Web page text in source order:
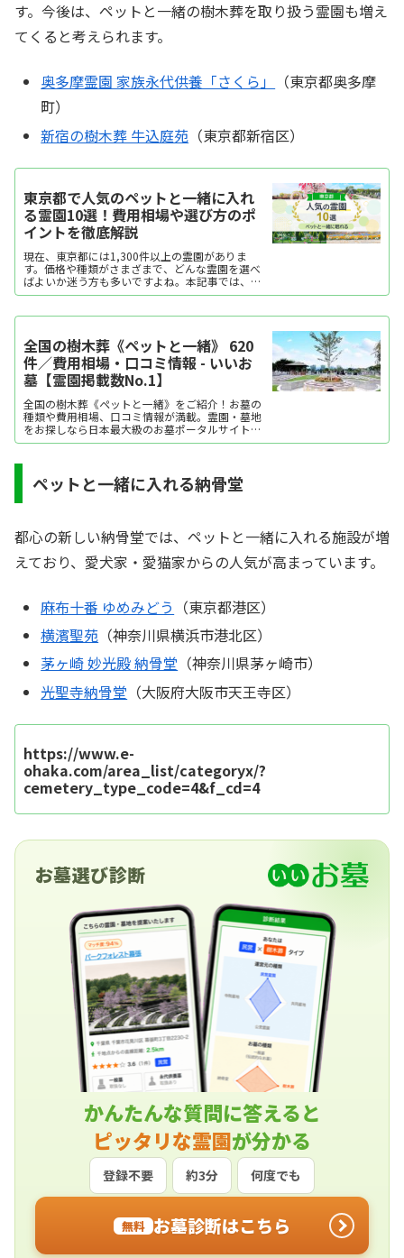
す。今後は、ペットと一緒の樹木葬を取り扱う霊園も増え
てくると考えられます。
奥多摩霊園 家族永代供養「さくら」
（東京都奥多摩
町）
新宿の樹木葬 牛込庭苑 （東京都新宿区）
東京都で人気のペットと一緒に入れ
る霊園10選！費用相場や選び方のポ
イントを徹底解説
現在、東京都には1,300件以上の霊園がありま
す。価格や種類がさまざまで、どんな霊園を選べ
ばよいか迷う方も多いですよね。本記事では、ペ
ットと一緒に眠ることができる、東京都で人気の
の特徴を分かりやすくまとめていますので、ぜひ
全国の樹木葬《ペットと一緒》 620
件／費用相場・口コミ情報 - いいお
墓【霊園掲載数No.1】
全国の樹木葬《ペットと一緒》をご紹介！お墓の
種類や費用相場、口コミ情報が満載。霊園・墓地
をお探しなら日本最大級のお墓ポータルサイト
「いいお墓」にお任せください。資料請求・見学
も提供中。
ペットと一緒に入れる納骨堂
都心の新しい納骨堂では、ペットと一緒に入れる施設が増
えており、愛犬家・愛猫家からの人気が高まっています。
麻布十番 ゆめみどう （東京都港区）
横濱聖苑 （神奈川県横浜市港北区）
茅ヶ崎 妙光殿 納骨堂 （神奈川県茅ヶ崎市）
光聖寺納骨堂 （大阪府大阪市天王寺区）
https://www.e-
ohaka.com/area_list/categoryx/?
cemetery_type_code=4&f_cd=4
お墓選び診断
かんたんな質問に答えると
ピッタリな霊園が分かる
登録不要 約3分 何度でも
無料 お墓診断はこちら